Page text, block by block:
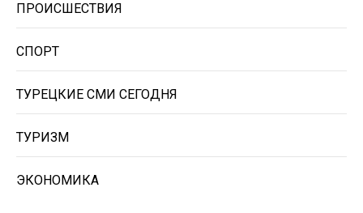
ПРОИСШЕСТВИЯ
СПОРТ
ТУРЕЦКИЕ СМИ СЕГОДНЯ
ТУРИЗМ
ЭКОНОМИКА